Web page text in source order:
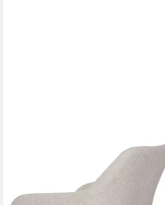
Armlehnstuhl (Set, 2 St),
203,00 € UVP 512,00 €